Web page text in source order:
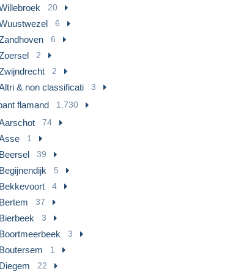
20
6
6
2
2
& non classificati 3
flamand 1.730
74
1
39
5
4
37
3
3
1
22